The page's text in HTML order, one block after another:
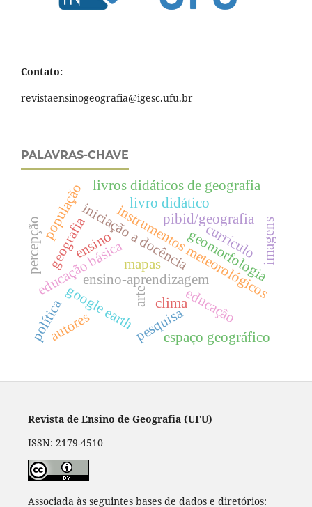
Contato:
revistaensinogeografia@igesc.ufu.br
PALAVRAS-CHAVE
clima
ensino-aprendizagem
instrumentos meteorológicos
pibid/geografia
iniciação a docência
educação básica
geografia
google earth
geomorfologia
ensino
pesquisaeducação
população
política
imagens
espaço geográfico
livro didático
livros didáticos de geografia
autores
arte
mapas
percepção currículo
Revista de Ensino de Geografia (UFU)
ISSN: 2179-4510
Associada às seguintes bases de dados e diretórios: